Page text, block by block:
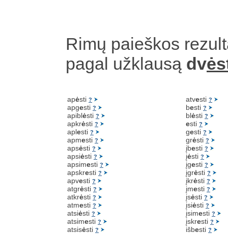
Rimų paieškos
pagal užklausą dv
apėsti ?
apgesti ?
apiblėsti ?
apkrėsti ?
aplesti ?
apmesti ?
apsėsti ?
apsiėsti ?
apsimesti ?
apskresti ?
apvesti ?
atgrėsti ?
atkrėsti ?
atmesti ?
atsiėsti ?
atsimesti ?
atsisėsti ?
atvesti ?
besti ?
blėsti ?
esti ?
gesti ?
grėsti ?
įbesti ?
įėsti ?
įgesti ?
įgrėsti ?
įkrėsti ?
įmesti ?
įsėsti ?
įsiėsti ?
įsimesti ?
įskresti ?
išbesti ?